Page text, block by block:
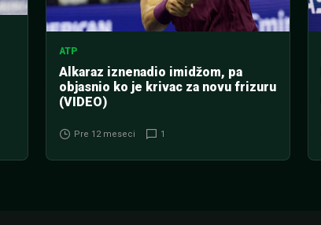
ATP
Alkaraz iznenadio imidžom, pa
objasnio ko je krivac za novu frizuru
(VIDEO)
Pre 12 meseci 1